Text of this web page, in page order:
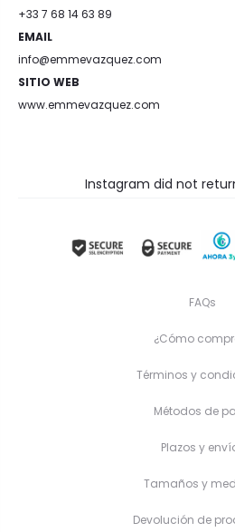
+33 7 68 14 63 89
EMAIL
info@emmevazquez.com
SITIO WEB
www.emmevazquez.com
Instagram did not
FAQs
¿Cómo
Términos y
Métodos de
Plazos y
Tamaños y
Devolución de